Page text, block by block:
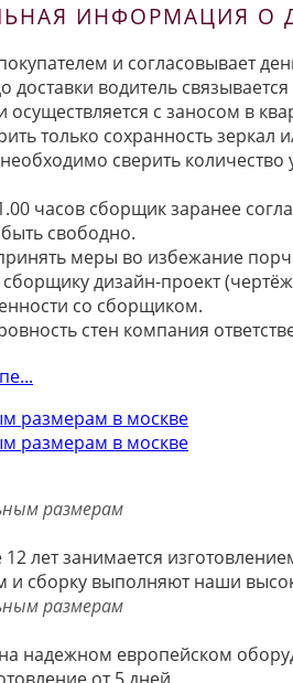
ИНФОРМАЦИЯ О
и согласовывает
доставки водитель
с заносом в
только сохранность зеркал
сверить
часов сборщик заранее
свободно.
меры во избежание
дизайн-проект
со сборщиком.
стен компания
лет занимается
и сборку выполняют наши
надежном европейском
от 5 дней.